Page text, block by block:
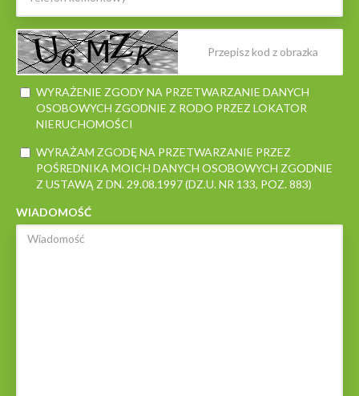
WYRAŻENIE ZGODY NA PRZETWARZANIE DANYCH
OSOBOWYCH ZGODNIE Z RODO PRZEZ LOKATOR
NIERUCHOMOŚCI
WYRAŻAM ZGODĘ NA PRZETWARZANIE PRZEZ
POŚREDNIKA MOICH DANYCH OSOBOWYCH ZGODNIE
Z USTAWĄ Z DN. 29.08.1997 (DZ.U. NR 133, POZ. 883)
WIADOMOŚĆ